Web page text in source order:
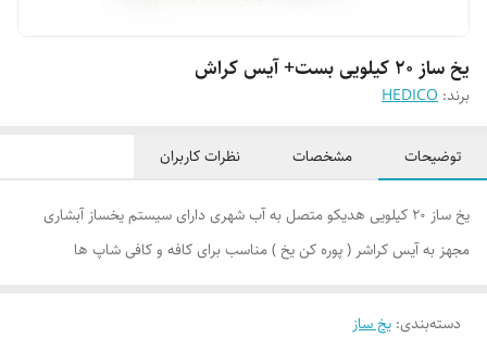
یخ ساز ۲۰ کیلویی بست+ آیس کراش
برند: HEDICO
توضیحات مشخصات نظرات کاربران
یخ ساز ۲۰ کیلویی هدیکو متصل به آب شهری دارای سیستم یخساز آبشاری
مجهز به آیس کراشر ( پوره کن یخ ) مناسب برای کافه و کافی شاپ ها
دسته‌بندی: یخ ساز